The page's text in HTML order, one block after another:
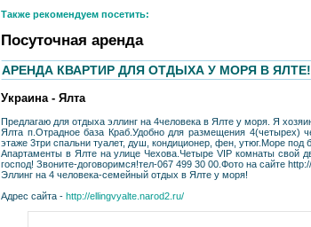
Также рекомендуем посетить:
Посуточная аренда
АРЕНДА КВАРТИР ДЛЯ ОТДЫХА У МОРЯ В
Украина - Ялта
Предлагаю для отдыха эллинг на 4человека в Ялте у моря. Я
Ялта п.Отрадное база Краб.Удобно для размещения 4(четырех)
этаже 3три спальни туалет, душ, кондиционер, фен, утюг.Море под
Апартаменты в Ялте на улице Чехова.Четыре VIP комнаты свой
господ! Звоните-договоримся!тел-067 499 30 00.Фото на сайте
Эллинг на 4 человека-семейный отдых в Ялте у моря!
Адрес сайта - http://ellingvyalte.narod2.ru/